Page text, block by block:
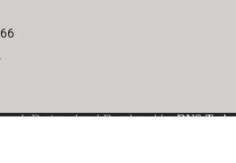
Designed and Developed byDNS Tech